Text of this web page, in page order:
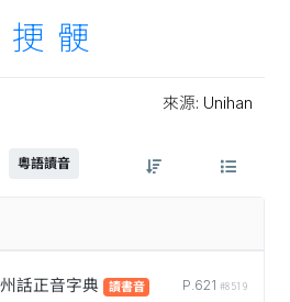
挭 骾
來源: Unihan
粵語讀音
話正音字典 讀書音 P.621 #8519